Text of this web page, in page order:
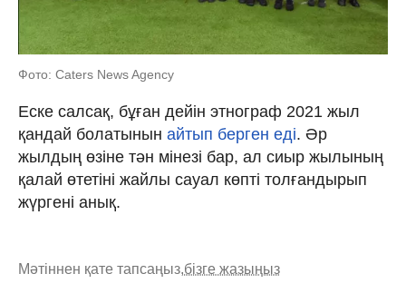
Фото: Caters News Agency
Еске салсақ, бұған дейін этнограф 2021 жыл
қандай болатынын айтып берген еді. Әр
жылдың өзіне тән мінезі бар, ал сиыр жылының
қалай өтетіні жайлы сауал көпті толғандырып
жүргені анық.
Мәтіннен қате тапсаңыз,бізге жазыңыз